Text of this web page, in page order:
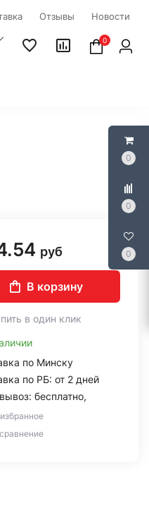
0
0
0
Отзывы Новости
0
руб
В корзину
в один клик
по Минску
по РБ: от 2 дней
бесплатно,